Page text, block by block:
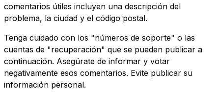
comentarios útiles incluyen una descripción del
problema, la ciudad y el código postal.
Tenga cuidado con los "números de soporte" o las
cuentas de "recuperación" que se pueden publicar a
continuación. Asegúrate de informar y votar
negativamente esos comentarios. Evite publicar su
información personal.